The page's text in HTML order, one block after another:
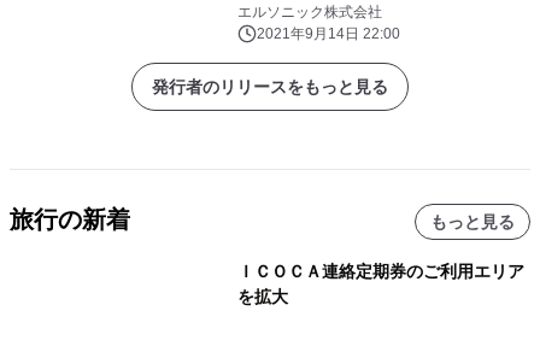
エルソニック株式会社
2021年9月14日 22:00
発行者のリリースをもっと見る
旅行の新着 もっと見る
ＩＣＯＣＡ連絡定期券のご利用エリア
を拡大